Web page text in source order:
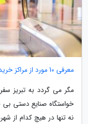
معرفی 10 مورد از مراکز خرید تبریز
مگر می گردد به تبریز
خواستگاه صنایع دستی
نه تنها در هیچ کدام از